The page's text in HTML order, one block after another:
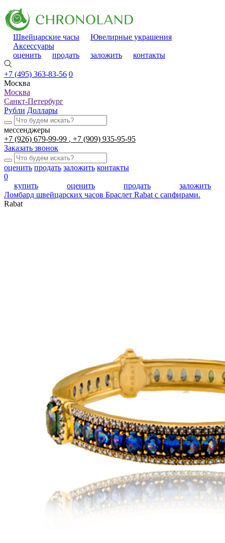
Швейцарские часы
Ювелирные украшения
Аксессуары
оценить
продать заложить контакты
+7 (495) 363-83-56 0
Москва
Москва
Санкт-Петербург
Рубли Доллары
мессенджеры
+7 (926) 679-99-99
+7 (909) 935-95-95
Заказать звонок
оценить продать заложить контакты
0
купить
оценить продать
заложить
Ломбард швейцарских часов Браслет Rabat с сапфирами.
Rabat